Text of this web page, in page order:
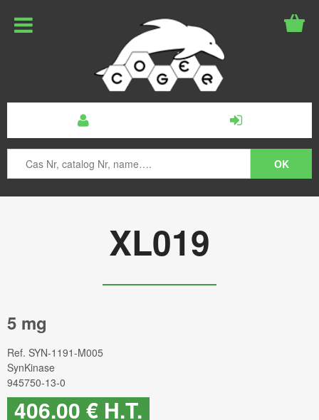
XL019
5 mg
Ref. SYN-1191-M005
SynKinase
945750-13-0
406.00 € H.T.